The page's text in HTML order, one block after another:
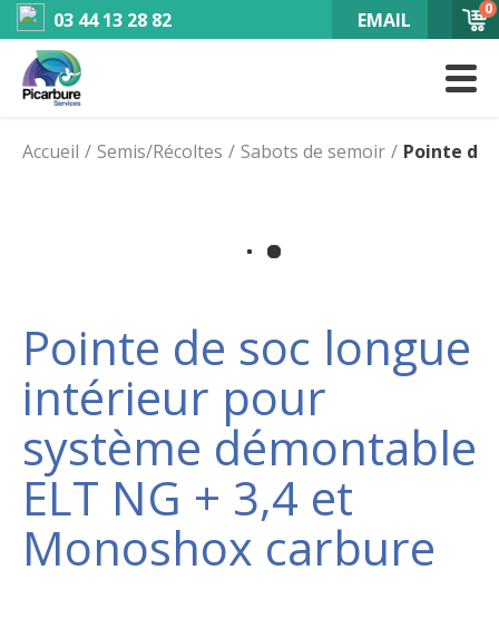
03 44 13 28 82 EMAIL 0
Accueil Semis/Récoltes Sabots de semoir Pointe de
Pointe de soc longue
intérieur pour
système démontable
ELT NG + 3,4 et
Monoshox carbure